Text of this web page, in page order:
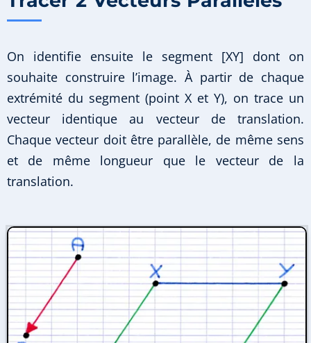
On identifie ensuite le segment [XY] dont on
souhaite construire l’image. À partir de chaque
extrémité du segment (point X et Y), on trace un
vecteur identique au vecteur de translation.
Chaque vecteur doit être parallèle, de même sens
et de même longueur que le vecteur de la
translation.